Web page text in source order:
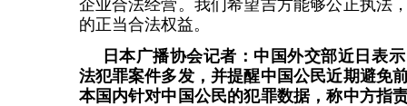
企业合法经营。我们希望吉方能够公正执法
的正当合法权益。
日本广播协会记者：中国外交部近日表
法犯罪案件多发，并提醒中国公民近期避免
本国内针对中国公民的犯罪数据，称中方指